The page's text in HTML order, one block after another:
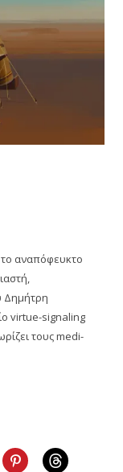
αναπόφευκτο
Δημήτρη
virtue-signaling
τους medi-